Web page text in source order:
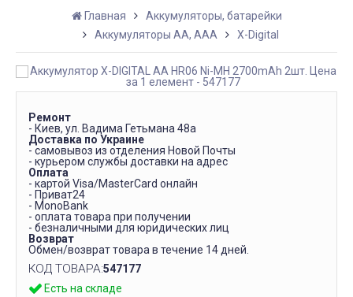
Главная
Аккумуляторы, батарейки
Аккумуляторы АА, ААА
X-Digital
Ремонт
- Киев, ул. Вадима Гетьмана 48а
Доставка по Украине
- самовывоз из отделения Новой Почты
- курьером службы доставки на адрес
Оплата
- картой Visa/MasterCard онлайн
- Приват24
- MonoBank
- оплата товара при получении
- безналичными для юридических лиц
Возврат
Обмен/возврат товара в течение 14 дней.
КОД ТОВАРА:547177
Есть на складе